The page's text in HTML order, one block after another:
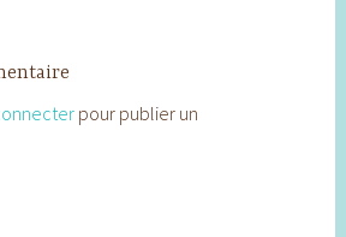
pour publier un